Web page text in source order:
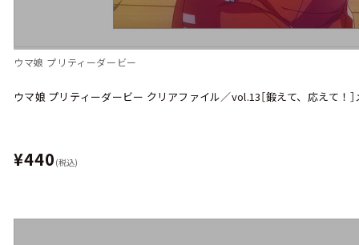
ウマ娘 プリティーダービー
ウマ娘 プリティーダービー クリアファイル／vol.13［鍛えて、応えて！
¥440 (税込)